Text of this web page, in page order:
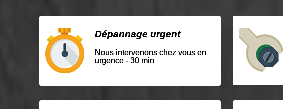
Dépannage urgent
Nous intervenons chez vous en
urgence - 30 min